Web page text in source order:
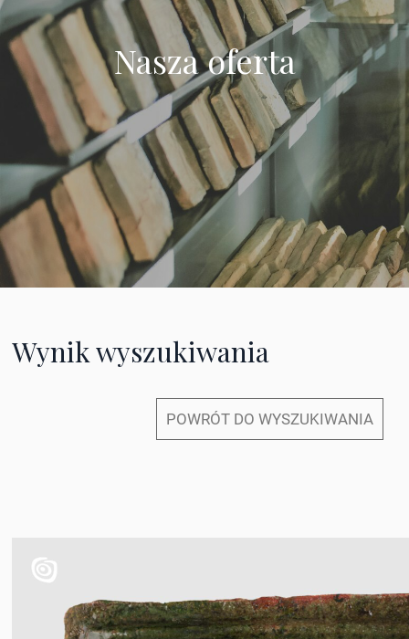
Nasza oferta
Wynik wyszukiwania
POWRÓT DO WYSZUKIWANIA